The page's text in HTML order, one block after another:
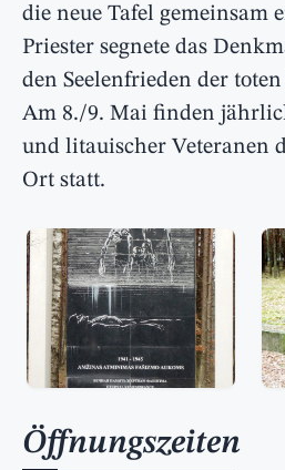
die neue Tafel gemeinsam
Priester segnete das
den Seelenfrieden der
Am 8./9. Mai finden
und litauischer Veteranen
Ort statt.
Öffnungszeiten